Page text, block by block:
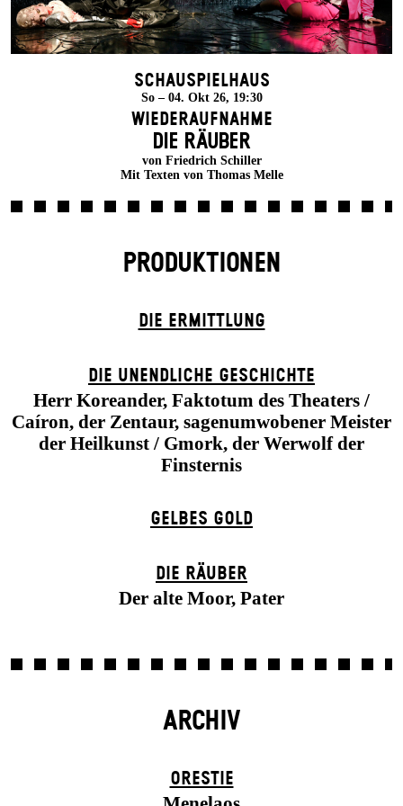
Schauspielhaus
So – 04. Okt 26, 19:30
Wiederaufnahme
DIE RÄUBER
von Friedrich Schiller
Mit Texten von Thomas Melle
PRODUKTIONEN
DIE ERMITTLUNG
DIE UN­ENDLICHE GESCHICHTE
Herr Koreander, Faktotum des Theaters /
Caíron, der Zentaur, sagenumwobener Meister
der Heilkunst / Gmork, der Werwolf der
Finsternis
GELBES GOLD
DIE RÄUBER
Der alte Moor, Pater
ARCHIV
ORESTIE